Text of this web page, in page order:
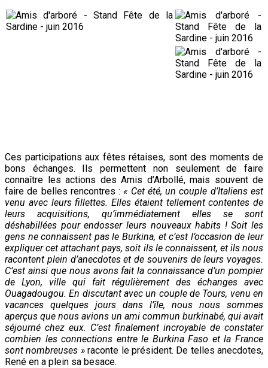
Ces participations aux fêtes rétaises, sont des moments de
bons échanges. Ils permettent non seulement de faire
connaître les actions des Amis d’Arbollé, mais souvent de
faire de belles rencontres :« Cet été, un couple d’Italiens est
venu avec leurs fillettes. Elles étaient tellement contentes de
leurs acquisitions, qu’immédiatement elles se sont
déshabillées pour endosser leurs nouveaux habits ! Soit les
gens ne connaissent pas le Burkina, et c’est l’occasion de leur
expliquer cet attachant pays, soit ils le connaissent, et ils nous
racontent plein d’anecdotes et de souvenirs de leurs voyages.
C’est ainsi que nous avons fait la connaissance d’un pompier
de Lyon, ville qui fait régulièrement des échanges avec
Ouagadougou. En discutant avec un couple de Tours, venu en
vacances quelques jours dans l’île, nous nous sommes
aperçus que nous avions un ami commun burkinabé, qui avait
séjourné chez eux. C’est finalement incroyable de constater
combien les connections entre le Burkina Faso et la France
sont nombreuses »raconte le président. De telles anecdotes,
René en a plein sa besace.